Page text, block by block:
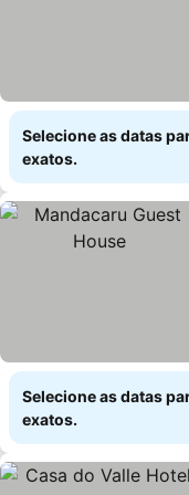
Selecione as datas
exatos.
Selecione as datas
exatos.